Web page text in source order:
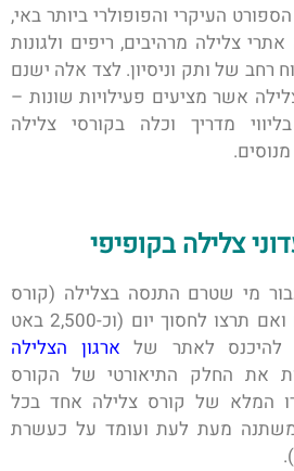
העיקרי והפופולרי ביותר באי,
צלילה מרהיבים, ריפים ולגונות
רחב של ותק וניסיון. לצד אלה ישנם
אשר מציעים פעילויות שונות –
מדריך וכלה בקורסי צלילה
צלילה בקופיפי
מי שטרם התנסה בצלילה (קורס
כוכב אחד) אורך 3 ימים ואם תרצו לחסוך יום (וכ-2,500 באט
ארגון הצלילה
את החלק התיאורטי של הקורס
המלא של קורס צלילה אחד בכל
משתנה מעת לעת ועומד על כעשרת